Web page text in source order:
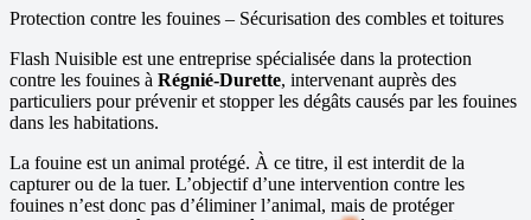
Protection contre les fouines – Sécurisation des combles et toitures
Flash Nuisible est une entreprise spécialisée dans la protection
contre les fouines à Régnié-Durette, intervenant auprès des
particuliers pour prévenir et stopper les dégâts causés par les fouines
dans les habitations.
La fouine est un animal protégé. À ce titre, il est interdit de la
capturer ou de la tuer. L’objectif d’une intervention contre les
fouines n’est donc pas d’éliminer l’animal, mais de protéger